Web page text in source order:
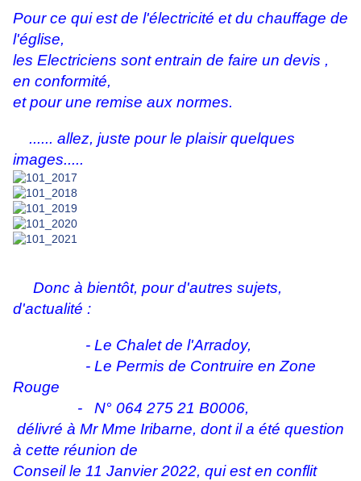
Pour ce qui est de l'électricité et du chauffage de
l'église,
les Electriciens sont entrain de faire un devis ,
en conformité,
et pour une remise aux normes.
...... allez, juste pour le plaisir quelques
images.....
Donc à bientôt, pour d'autres sujets,
d'actualité :
- Le Chalet de l'Arradoy,
- Le Permis de Contruire en Zone
Rouge
- N° 064 275 21 B0006,
délivré à Mr Mme Iribarne, dont il a été question
à cette réunion de
Conseil le 11 Janvier 2022, qui est en conflit